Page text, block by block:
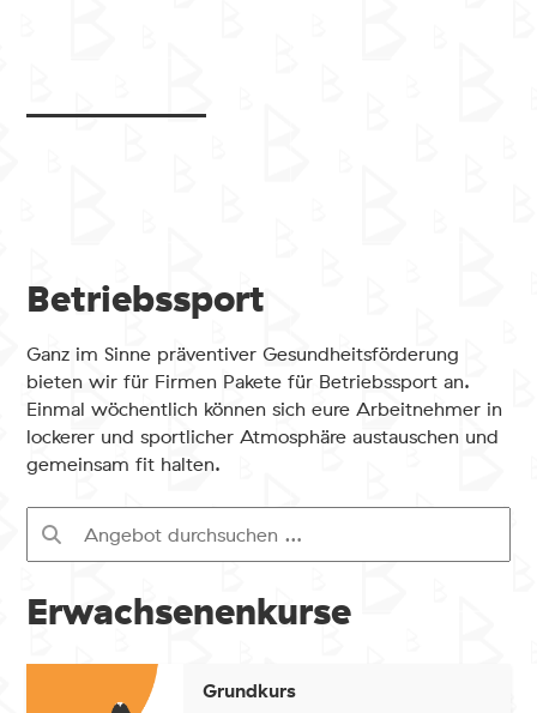
Betriebssport
Ganz im Sinne präventiver Gesundheitsförderung
bieten wir für Firmen Pakete für Betriebssport an.
Einmal wöchentlich können sich eure Arbeitnehmer in
lockerer und sportlicher Atmosphäre austauschen und
gemeinsam fit halten.
Erwachsenenkurse
Grundkurs